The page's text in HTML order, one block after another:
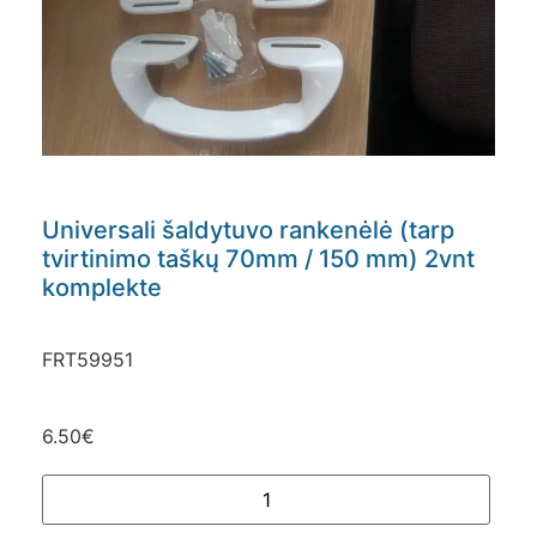
Universali šaldytuvo rankenėlė (tarp
tvirtinimo taškų 70mm / 150 mm) 2vnt
komplekte
FRT59951
6.50€